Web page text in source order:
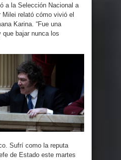
a la Selección Nacional a
relató cómo vivió el
Karina. “Fue una
que bajar nunca los
Sufrí como la reputa
de Estado este martes